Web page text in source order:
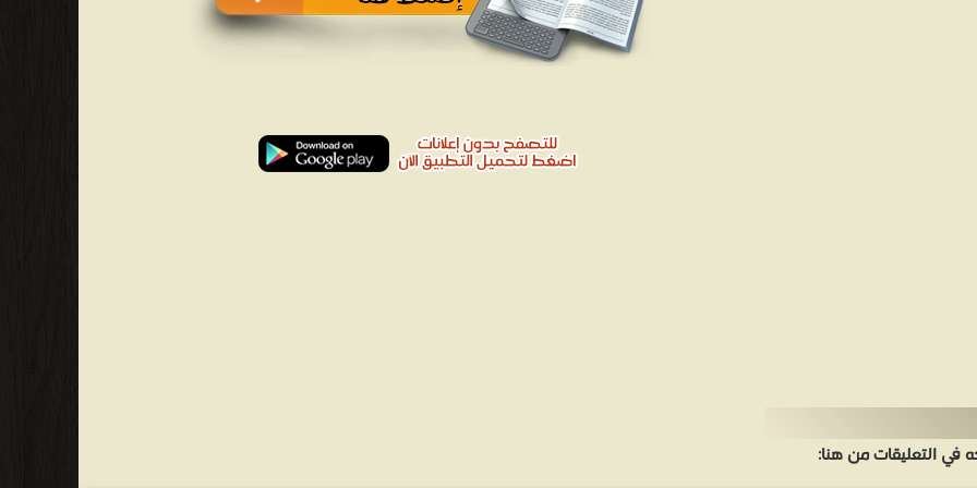
التعليقات من هنا: